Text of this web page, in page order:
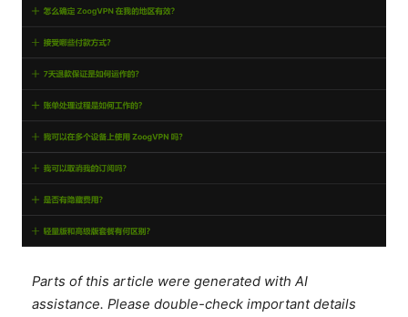
Parts of this article were generated with AI
assistance. Please double-check important details